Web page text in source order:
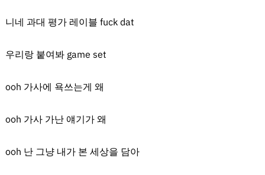
니네 과대 평가 레이블 fuck dat
우리랑 붙여봐 game set
ooh 가사에 욕쓰는게 왜
ooh 가사 가난 얘기가 왜
ooh 난 그냥 내가 본 세상을 담아